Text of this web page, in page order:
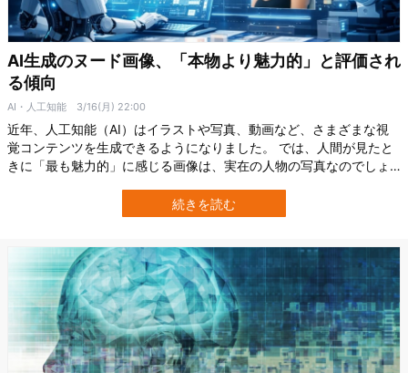
AI生成のヌード画像、「本物より魅力的」と評価され
る傾向
AI・人工知能 3/16(月) 22:00
近年、人工知能（AI）はイラストや写真、動画など、さまざまな視
覚コンテンツを生成できるようになりました。 では、人間が見たと
きに「最も魅力的」に感じる画像は、実在の人物の写真なのでしょ
問を解決すべく、チェコのプラハ・カレル大学（Charles
University）らが、特にポルノ画像を対象として調査。 その結果、AI
続きを読む